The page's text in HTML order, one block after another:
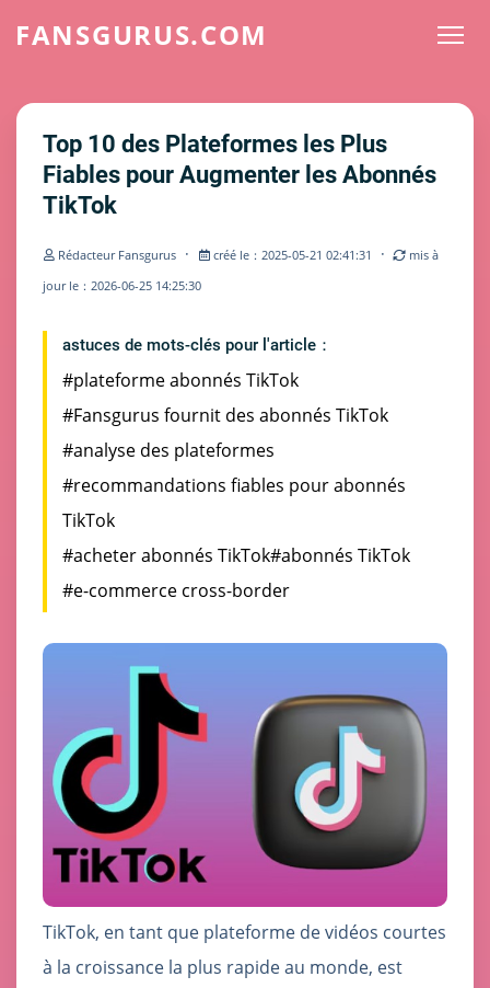
FANSGURUS.COM
Top 10 des Plateformes les Plus
Fiables pour Augmenter les Abonnés
TikTok
Rédacteur Fansgurus · créé le：2025-05-21 02:41:31 ·
mis à
jour le：2026-06-25 14:25:30
astuces de mots-clés pour l'article：
#plateforme abonnés TikTok
#Fansgurus fournit des abonnés TikTok
#analyse des plateformes
#recommandations fiables pour abonnés
TikTok
#acheter abonnés TikTok#abonnés TikTok
#e-commerce cross-border
TikTok, en tant que plateforme de vidéos courtes
à la croissance la plus rapide au monde, est